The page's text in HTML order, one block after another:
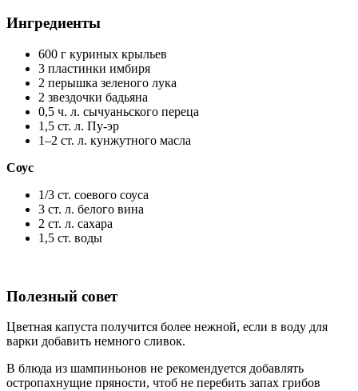
Ингредиенты
600 г куриных крыльев
3 пластинки имбиря
2 перышка зеленого лука
2 звездочки бадьяна
0,5 ч. л. сычуаньского переца
1,5 ст. л. Пу-эр
1–2 ст. л. кунжутного масла
Соус
1/3 ст. соевого соуса
3 ст. л. белого вина
2 ст. л. сахара
1,5 ст. воды
Полезный совет
Цветная капуста получится более нежной, если в воду для
варки добавить немного сливок.
В блюда из шампиньонов не рекомендуется добавлять
остропахнущие пряности, чтоб не перебить запах грибов